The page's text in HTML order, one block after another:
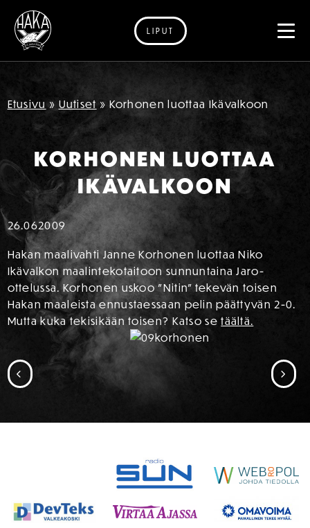
Siirry sisältöön
LIPUT
Etusivu » Uutiset » Korhonen luottaa Ikävalkoon
KORHONEN LUOTTAA
IKÄVALKOON
26.062009
Hakan maalivahti Janne Korhonen luottaa Niko
Ikävalkon maalintekotaitoon sunnuntaina Jaro-
ottelussa. Korhonen uskoo ”Nitin” tekevän toisen
Hakan maaleista ennustaessaan pelin päättyvän 2-0.
Mutta kuka tekisikään toisen? Katso setäältä.
SIIRRY EDELLISEEN